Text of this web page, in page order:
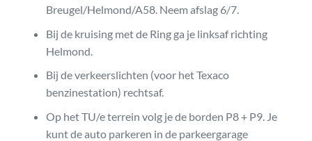
Breugel/Helmond/A58. Neem afslag 6/7.
Bij de kruising met de Ring ga je linksaf richting
Helmond.
Bij de verkeerslichten (voor het Texaco
benzinestation) rechtsaf.
Op het TU/e terrein volg je de borden P8 + P9. Je
kunt de auto parkeren in de parkeergarage